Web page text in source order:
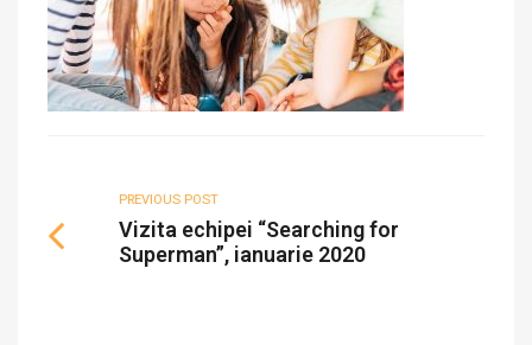
PREVIOUS POST
Vizita echipei “Searching for
Superman”, ianuarie 2020